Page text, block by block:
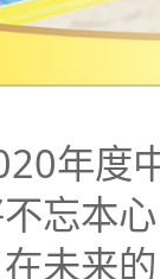
年度
忘本
未来